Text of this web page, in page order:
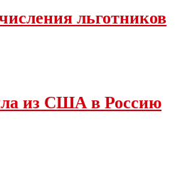
льготников
из США в Россию